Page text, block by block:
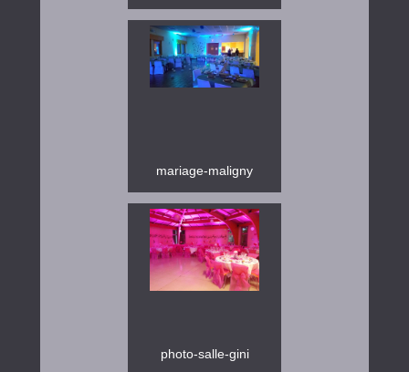
mariage-maligny
photo-salle-gini